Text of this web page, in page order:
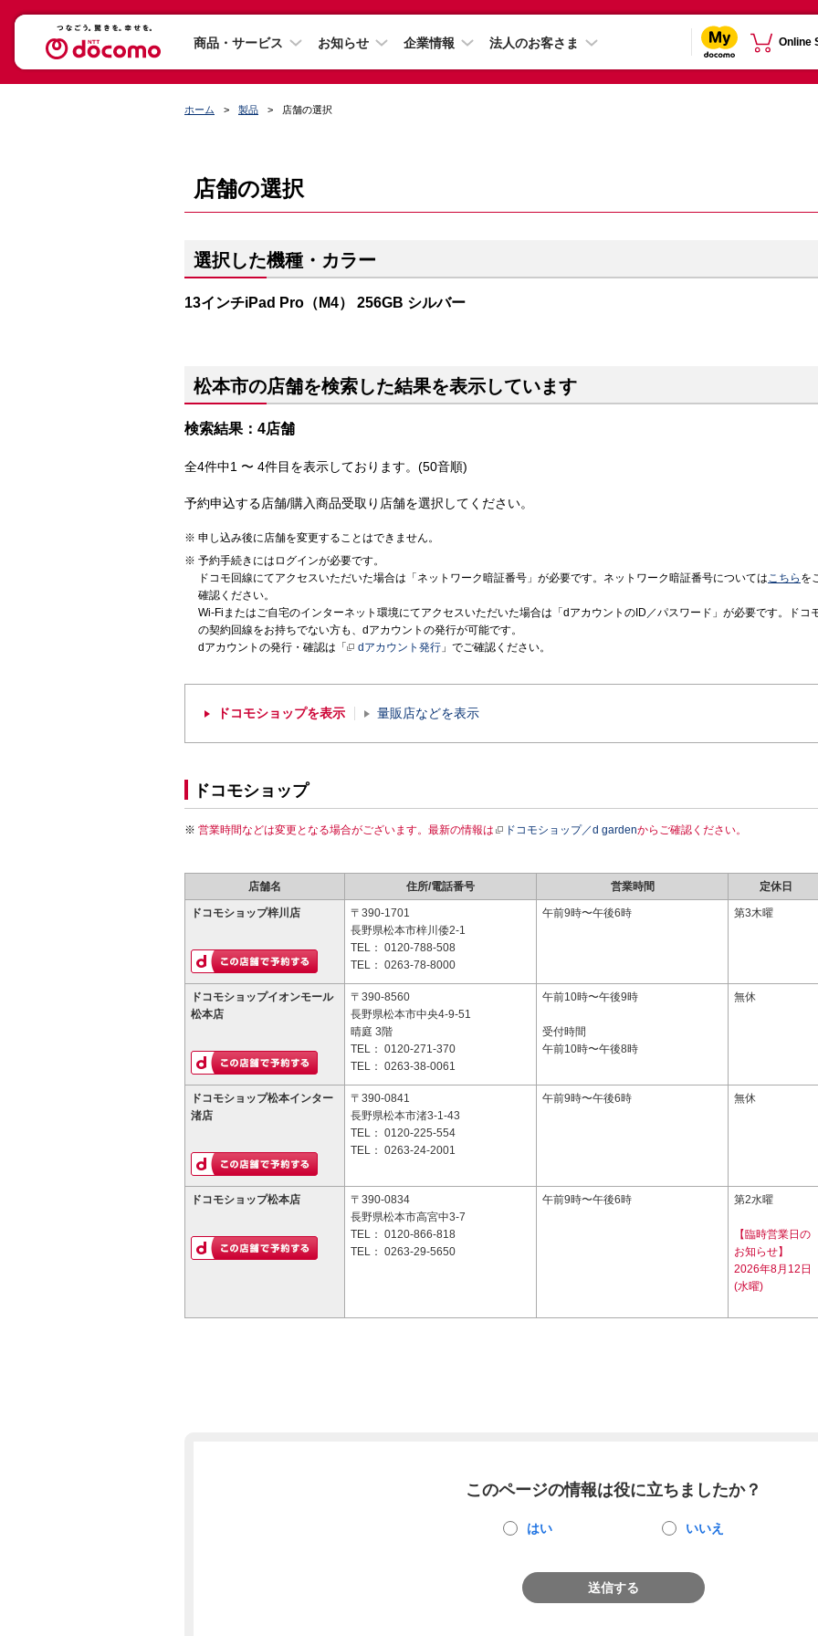
商品・サービス お知らせ 企業情報 法人のお客さま Online
ホーム 製品 店舗の選択
店舗の選択
選択した機種・カラー
13インチiPad Pro（M4） 256GB シルバー
松本市の店舗を検索した結果を表示しています
検索結果：4店舗
全4件中1 〜 4件目を表示しております。(50音順)
予約申込する店舗/購入商品受取り店舗を選択してください。
申し込み後に店舗を変更することはできません。
予約手続きにはログインが必要です。
ドコモ回線にてアクセスいただいた場合は「ネットワーク暗証番号」が必要です。ネットワーク暗証番号についてはこちら を
確認ください。
Wi-Fiまたはご自宅のインターネット環境にてアクセスいただいた場合は「dアカウントのID／パスワード」が必要です。ドコ
の契約回線をお持ちでない方も、dアカウントの発行が可能です。
dアカウントの発行・確認は「
dアカウント発行 」でご確認ください。
ドコモショップを表示 量販店などを表示
ドコモショップ
営業時間などは変更となる場合がございます。最新の情報は ドコモショップ／d gardenからご確認ください。
店舗名 住所/電話番号 営業時間 定休日
ドコモショップ梓川店
〒390-1701
長野県松本市梓川倭2-1
TEL： 0120-788-508
TEL： 0263-78-8000
午前9時〜午後6時 第3木曜
ドコモショップイオンモール
松本店
〒390-8560
長野県松本市中央4-9-51
晴庭 3階
TEL： 0120-271-370
TEL： 0263-38-0061
午前10時〜午後9時
受付時間
午前10時〜午後8時
無休
ドコモショップ松本インター
渚店
〒390-0841
長野県松本市渚3-1-43
TEL： 0120-225-554
TEL： 0263-24-2001
午前9時〜午後6時 無休
ドコモショップ松本店
〒390-0834
長野県松本市高宮中3-7
TEL： 0120-866-818
TEL： 0263-29-5650
午前9時〜午後6時 第2水曜
【臨時営業日の
お知らせ】
2026年8月12日
(水曜)
このページの情報は役に立ちましたか？
はい いいえ
送信する